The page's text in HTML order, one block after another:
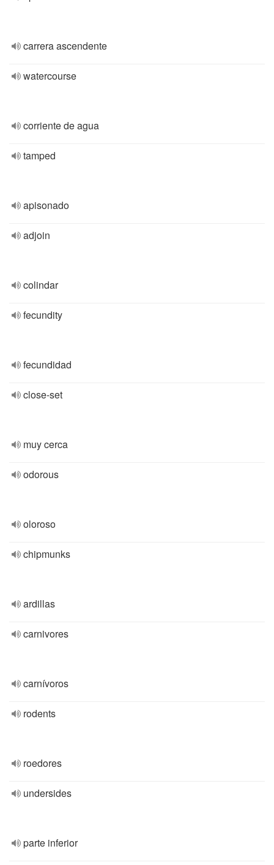
carrera ascendente
watercourse
corriente de agua
tamped
apisonado
adjoin
colindar
fecundity
fecundidad
close-set
muy cerca
odorous
oloroso
chipmunks
ardillas
carnivores
carnívoros
rodents
roedores
undersides
parte inferior